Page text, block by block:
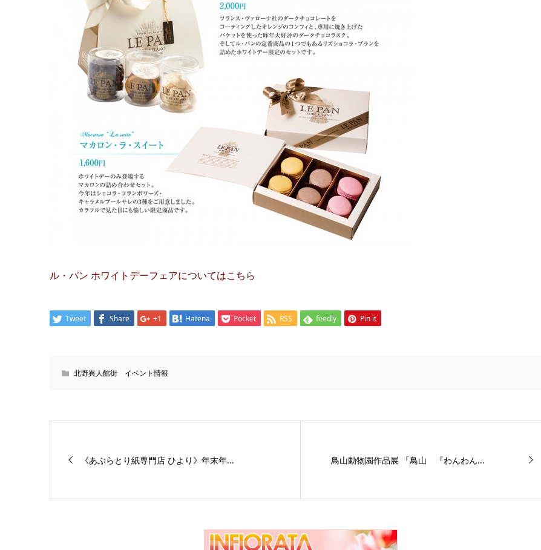
ル・パン ホワイトデーフェアについてはこちら
Tweet Share +1 Hatena Pocket RSS feedly Pin it
北野異人館街 イベント情報
《あぶらとり紙専門店 ひより》年末年... 鳥山動物園作品展 「鳥山 『わんわん...